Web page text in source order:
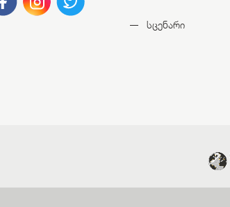
სცენარი